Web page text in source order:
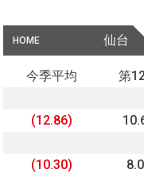
HOME 仙台
今季平均 第
(12.86)
(10.30)